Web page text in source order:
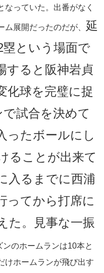
なっていた。出番がなく
展開だったのだが、 延
という場面で
すると阪神岩貞
化球を完璧に捉
試合を決めて
ったボールにし
ることが出来て
入るまでに西浦
ってから打席に
た。見事な一振
ンのホームランは10本と
けホームランが飛び出す